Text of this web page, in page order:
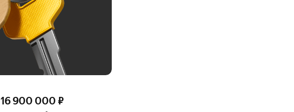
16 900 000 ₽